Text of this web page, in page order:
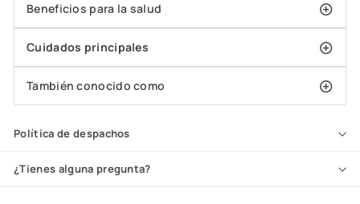
Beneficios para la salud
Cuidados principales
También conocido como
Política de despachos
¿Tienes alguna pregunta?